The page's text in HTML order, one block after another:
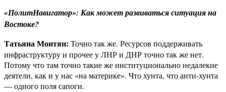
«ПолитНавигатор»: Как может развиваться ситуация на
Востоке?
Татьяна Монтян: Точно так же. Ресурсов поддерживать
инфраструктуру и прочее у ЛНР и ДНР точно так же нет.
Потому что там точно такие же институционально недалекие
деятели, как и у нас «на материке». Что хунта, что анти-хунта
— одного поля сапоги.